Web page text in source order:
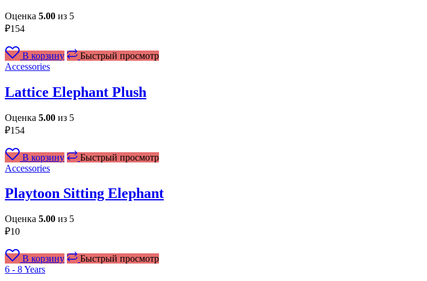
Оценка 5.00 из 5
₽154
В корзину
Быстрый просмотр
Accessories
Lattice Elephant Plush
Оценка 5.00 из 5
₽154
В корзину
Быстрый просмотр
Accessories
Playtoon Sitting Elephant
Оценка 5.00 из 5
₽10
В корзину
Быстрый просмотр
6 - 8 Years